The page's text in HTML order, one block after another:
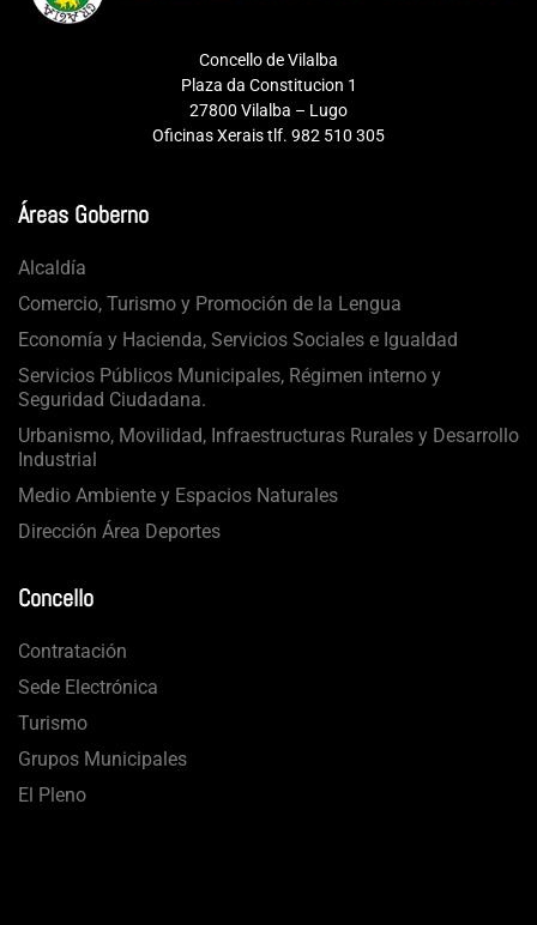
Concello de Vilalba
Plaza da Constitucion 1
27800 Vilalba – Lugo
Oficinas Xerais tlf. 982 510 305
Áreas Goberno
Alcaldía
Comercio, Turismo y Promoción de la Lengua
Economía y Hacienda, Servicios Sociales e Igualdad
Servicios Públicos Municipales, Régimen interno y
Seguridad Ciudadana.
Urbanismo, Movilidad, Infraestructuras Rurales y Desarrollo
Industrial
Medio Ambiente y Espacios Naturales
Dirección Área Deportes
Concello
Contratación
Sede Electrónica
Turismo
Grupos Municipales
El Pleno